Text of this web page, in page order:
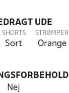
UDE
SHORTS
Sort
STRØMPER
Orange
Nej